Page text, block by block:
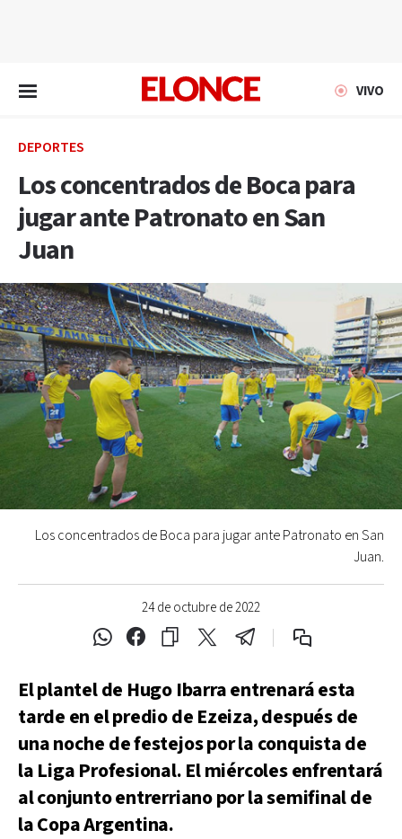
VIVO
DEPORTES
Los concentrados de Boca para
jugar ante Patronato en San
Juan
24 de octubre de 2022
Los concentrados de Boca para jugar ante Patronato en San
Juan.
El plantel de Hugo Ibarra entrenará esta
tarde en el predio de Ezeiza, después de
una noche de festejos por la conquista de
la Liga Profesional. El miércoles enfrentará
al conjunto entrerriano por la semifinal de
la Copa Argentina.